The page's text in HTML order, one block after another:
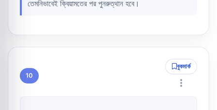
তেমনিভাবেই ক্বিয়ামতের পর পুনরুত্থান হবে।
10
বুকমার্ক